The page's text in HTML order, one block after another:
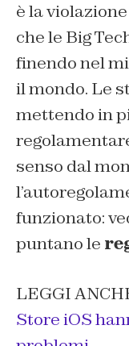
è la
che le Big
finendo nel
il mondo. Le
mettendo in
senso dal
funzionato:
puntano le
LEGGI
Store iOS